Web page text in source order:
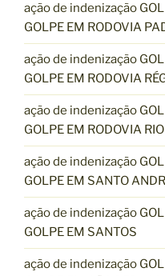
ação de indenização
GOLPE EM RODOVIA
ação de indenização
GOLPE EM RODOVIA
ação de indenização
GOLPE EM RODOVIA
ação de indenização
GOLPE EM SANTO
ação de indenização
GOLPE EM SANTOS
ação de indenização